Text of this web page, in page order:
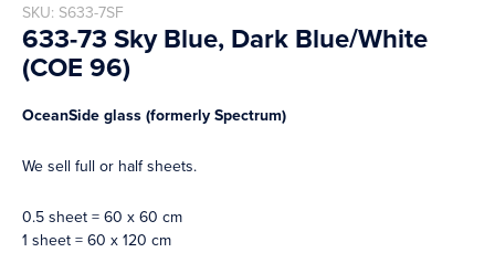
SKU S633-7SF
633-73 Sky Blue, Dark Blue/White
(COE 96)
OceanSide glass (formerly Spectrum)
We sell full or half sheets.
0.5 sheet = 60 x 60 cm
1 sheet = 60 x 120 cm
to
the
beginning
of
the
gallery